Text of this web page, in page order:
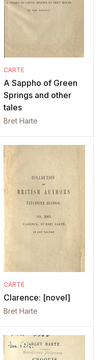
CARTE
A Sappho of Green
Springs and other
tales
Bret Harte
CARTE
Clarence: [novel]
Bret Harte